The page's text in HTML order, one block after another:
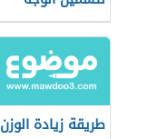
طريقة زيادة الوزن